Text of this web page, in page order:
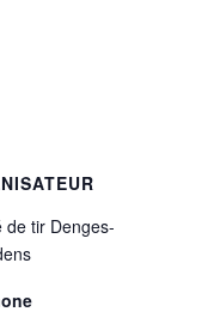
de tir Denges-